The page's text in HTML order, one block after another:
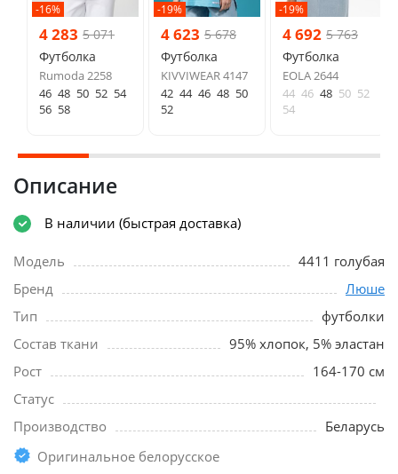
-16%
4 283 5 071
Футболка
Rumoda 2258
46 48 50 52 54
56 58
-19%
4 623 5 678
Футболка
KIVVIWEAR 4147
42 44 46 48 50
52
-19%
4 692 5 763
Футболка
EOLA 2644
44 46 48 50 52
54
Описание
В наличии (быстрая доставка)
Модель
4411 голубая
Бренд
Люше
Тип
футболки
Состав ткани
95% хлопок, 5% эластан
Рост
164-170 см
Статус
Производство
Беларусь
Оригинальное белорусское